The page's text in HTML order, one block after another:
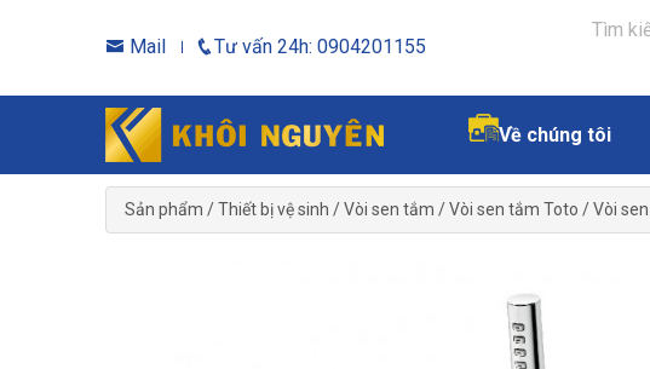
Mail Tư vấn 24h: 0904201155
Về chúng tôi
Sản phẩm /Thiết bị vệ sinh /Vòi sen tắm /Vòi sen tắm Toto /Vòi